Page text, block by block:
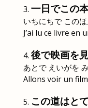
一日でこの
いちにちで このほ
J’ai lu ce livre en
後で映画を
あとで えいがを
Allons voir un
この道はと